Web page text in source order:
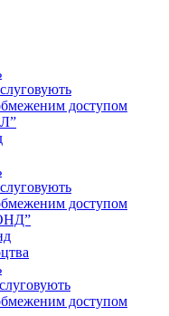
доступом
доступом
доступом